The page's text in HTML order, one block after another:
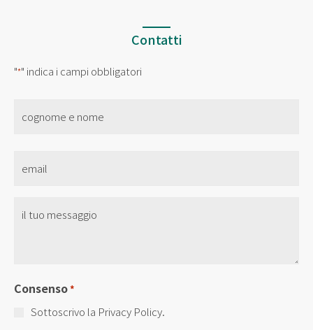
Contatti
"*" indica i campi obbligatori
Titolo
Consenso*
Sottoscrivo la Privacy Policy.